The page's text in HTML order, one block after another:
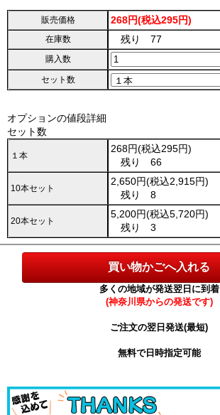
販売価格 268円(税込295円)
在庫数 残り 77
購入数
セット数
オプションの値段詳細
セット数
１本
268円(税込295円)
残り 66
10本セット
2,650円(税込2,915円)
残り 8
20本セット
5,200円(税込5,720円)
残り 3
多くの地域が発送翌日に到着
(神奈川県からの発送です)
ご注文の翌日発送(最短)
無料で日時指定可能